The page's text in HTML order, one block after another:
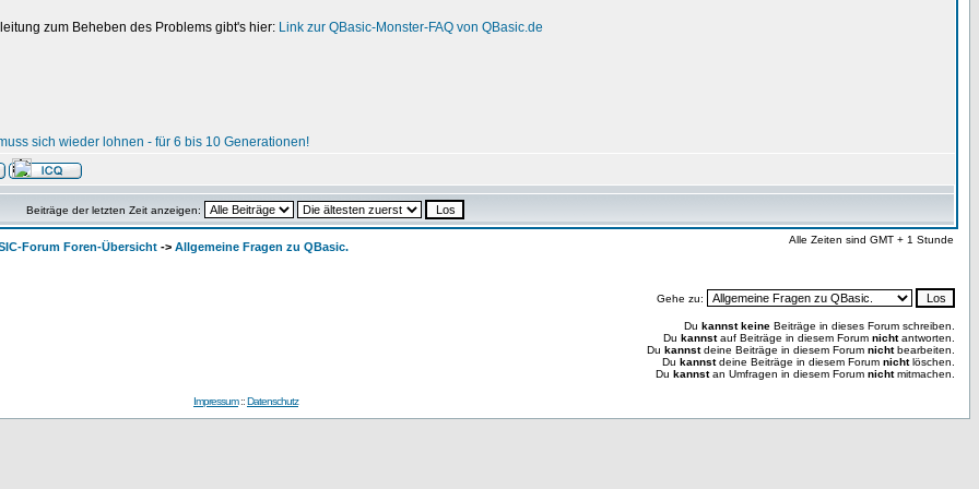
zum Beheben des Problems gibt's hier: Link zur QBasic-Monster-FAQ von QBasic.de
sich wieder lohnen - für 6 bis 10 Generationen!
Beiträge der letzten Zeit anzeigen:
Forum Foren-Übersicht -> Allgemeine Fragen zu QBasic.
Alle Zeiten sind GMT + 1 Stunde
Gehe zu:
Du kannst keine Beiträge in dieses Forum schreiben.
Du kannstauf Beiträge in diesem Forum nichtantworten.
Du kannstdeine Beiträge in diesem Forum nichtbearbeiten.
Du kannstdeine Beiträge in diesem Forum nichtlöschen.
Du kannstan Umfragen in diesem Forum nichtmitmachen.
Impressum::Datenschutz